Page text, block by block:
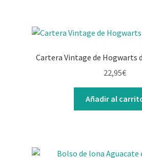
Cartera Vintage de Hogwarts
22,95€
Añadir al